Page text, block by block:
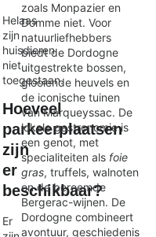
Helaas
zijn
huisdieren
niet
toegestaan.
Hoeveel
parkeerplaatsen
zijn
er
beschikbaar?
Er
zoals Monpazier en
Domme niet. Voor
natuurliefhebbers
biedt de Dordogne
uitgestrekte bossen,
glooiende heuvels en
de iconische tuinen
van Marqueyssac. De
lokale gastronomie is
een genot, met
specialiteiten als foie
gras, truffels, walnoten
en de beroemde
Bergerac-wijnen. De
Dordogne combineert
avontuur, geschiedenis